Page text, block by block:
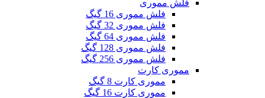
فلش مموری
فلش مموری 16 گیگ
فلش مموری 32 گیگ
فلش مموری 64 گیگ
فلش مموری 128 گیگ
فلش مموری 256 گیگ
مموری کارت
مموری کارت 8 گیگ
مموری کارت 16 گیگ